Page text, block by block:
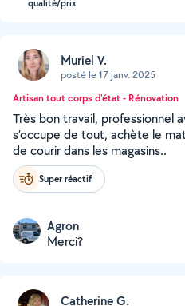
qualité/prix
Muriel V.
posté le 17 janv. 2025
Artisan tout corps d'état - Rénovation
Très bon travail, professionnel
s’occupe de tout, achète le
de courir dans les magasins..
Super réactif
Agron
Merci?
Catherine G.